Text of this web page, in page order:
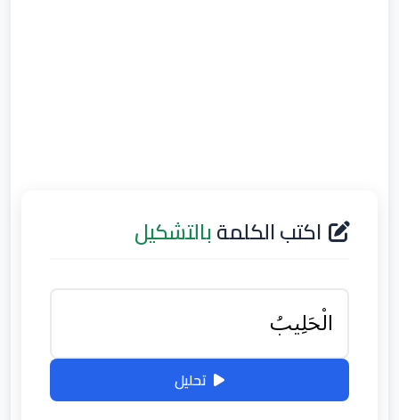
اكتب الكلمةبالتشكيل
تحليل